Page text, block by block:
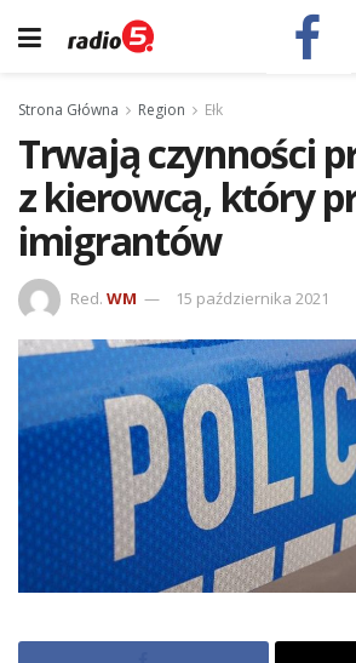
Strona Główna Region Ełk
Trwają czynności
z kierowcą, który
imigrantów
Red. WM 15 października 2021